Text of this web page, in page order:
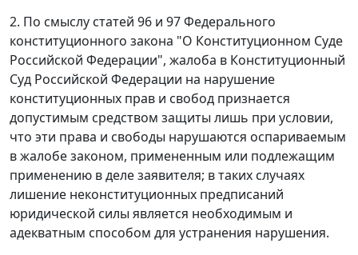
2. По смыслу статей 96 и 97Федерального
конституционного закона "О Конституционном Суде
Российской Федерации", жалоба в Конституционный
Суд Российской Федерации на нарушение
конституционных прав и свобод признается
допустимым средством защиты лишь при условии,
что эти права и свободы нарушаются оспариваемым
в жалобезаконом, примененным или подлежащим
применению в деле заявителя; в таких случаях
лишение неконституционных предписаний
юридической силы является необходимым и
адекватным способом для устранения нарушения.